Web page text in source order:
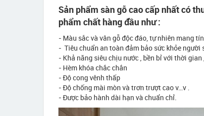
Sản phẩm sàn gỗ cao cấp nhất có
phẩm chất hàng đầu như :
- Màu sắc và vân gỗ độc đáo, tự nhiên mang
- Tiêu chuẩn an toàn đảm bảo sức khỏe
- Khả năng siêu chịu nước , bền bỉ với thời gian
- Hèm khóa chắc chắn
- Độ cong vênh thấp
- Độ chống mài mòn và trơn trượt cao v…v .
- Được bảo hành dài hạn và chuẩn chỉ.